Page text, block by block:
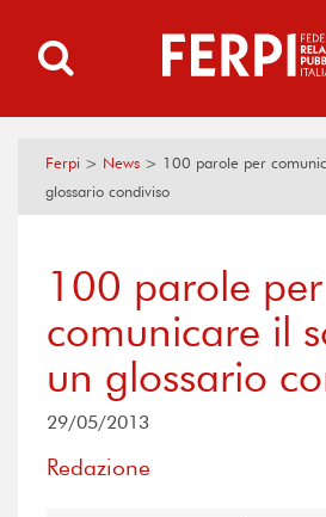
Ferpi > News > 100 parole per
glossario condiviso
100 parole per
comunicare il
un glossario
29/05/2013
Redazione